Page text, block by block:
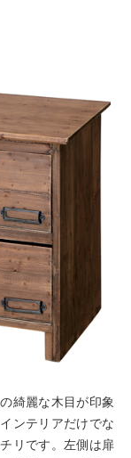
綺麗な木目が印象
ンテリアだけでな
リです。左側は扉